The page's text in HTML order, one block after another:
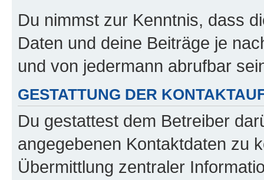
Du nimmst zur Kenntnis, dass
Daten und deine Beiträge je
und von jedermann abrufbar
GESTATTUNG DER
Du gestattest dem Betreiber
angegebenen Kontaktdaten zu
Übermittlung zentraler